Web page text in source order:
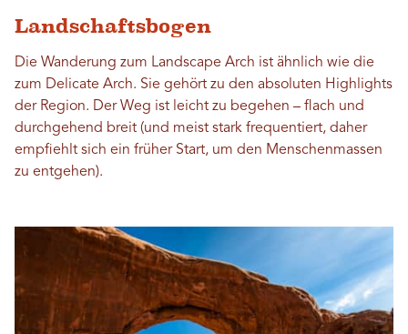
Landschaftsbogen
Die Wanderung zum Landscape Arch ist ähnlich wie die
zum Delicate Arch. Sie gehört zu den absoluten Highlights
der Region. Der Weg ist leicht zu begehen – flach und
durchgehend breit (und meist stark frequentiert, daher
empfiehlt sich ein früher Start, um den Menschenmassen
zu entgehen).